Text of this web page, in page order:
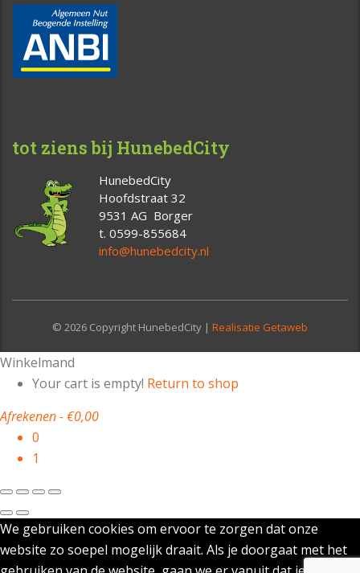
tot ziens bij HunebedCity
HunebedCity
Hoofdstraat 32
9531 AG Borger
t. 0599-855684
info@hunebedcity.nl
© 2026 Copyright HunebedCity | Realisatie Getaweb
Winkelmand
Your cart is empty! Return to shop
Afrekenen-€0,00
0
1
We gebruiken cookies om ervoor te zorgen dat onze
website zo soepel mogelijk draait. Als je doorgaat met het